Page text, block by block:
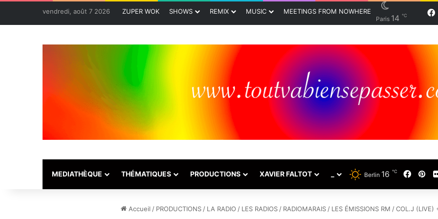
vendredi, août 7 2026 ZUPER WOK SHOWS REMIX MUSIC MEETINGS FROM NOWHERE
Paris 14 ℃
MEDIATHÈQUE THÉMATIQUES PRODUCTIONS XAVIER FALTOT Berlin 16 ℃
Accueil / PRODUCTIONS / LA RADIO / LES RADIOS / RADIOMARAIS / LES ÉMISSIONS RM / COL.J (LIVE)